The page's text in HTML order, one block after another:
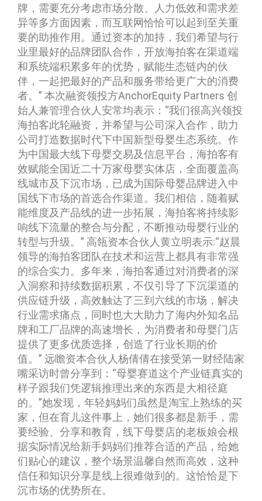
牌，需要充分考虑市场分散、人力低效和需求差
异等多方面因素，而互联网恰恰可以起到至关重
要的助推作用。通过资本的加持，我们希望与行
业里最好的品牌团队合作，开放海拍客在渠道端
和系统端积累多年的优势，赋能生态链内的伙
伴，一起把最好的产品和服务带给更广大的消费
者。” 本次融资领投方AnchorEquity Partners 创
始人兼管理合伙人安常均表示：“我们很高兴领投
海拍客此轮融资，并希望与公司深入合作，助力
公司打造数据时代下中国新型母婴生态系统。作
为中国最大线下母婴交易及信息平台，海拍客有
效赋能全国近二十万家母婴实体店，全面覆盖高
线城市及下沉市场，已成为国际母婴品牌进入中
国线下市场的首选合作渠道。我们相信，随着赋
能维度及产品线的进一步拓展，海拍客将持续影
响线下流量的整合与分配，不断推动母婴行业的
转型与升级。” 高瓴资本合伙人黄立明表示:“赵晨
领导的海拍客团队在技术和运营上都具有非常强
的综合实力。多年来，海拍客通过对消费者的深
入洞察和持续数据积累，不仅引导了下沉渠道的
供应链升级，高效触达了三到六线的市场，解决
行业需求痛点，同时也大大助力了海内外知名品
牌和工厂品牌的高速增长，为消费者和母婴门店
提供了更多优质选择，创造了行业长期的价
值。” 远瞻资本合伙人杨倩倩在接受第一财经陆家
嘴采访时曾分享到：“母婴赛道这个产业链真实的
样子跟我们凭逻辑推理出来的东西是大相径庭
的。”她发现，年轻妈妈们虽然是淘宝上熟练的买
家，但在育儿这件事上，她们很多都是新手，需
要经验、分享和教育，线下母婴店的老板娘会根
据实际情况给新手妈妈们推荐合适的产品，给她
们贴心的建议，整个场景温馨自然而高效，这种
信任和知识分享是线上很难做到的。这恰恰是下
沉市场的优势所在。